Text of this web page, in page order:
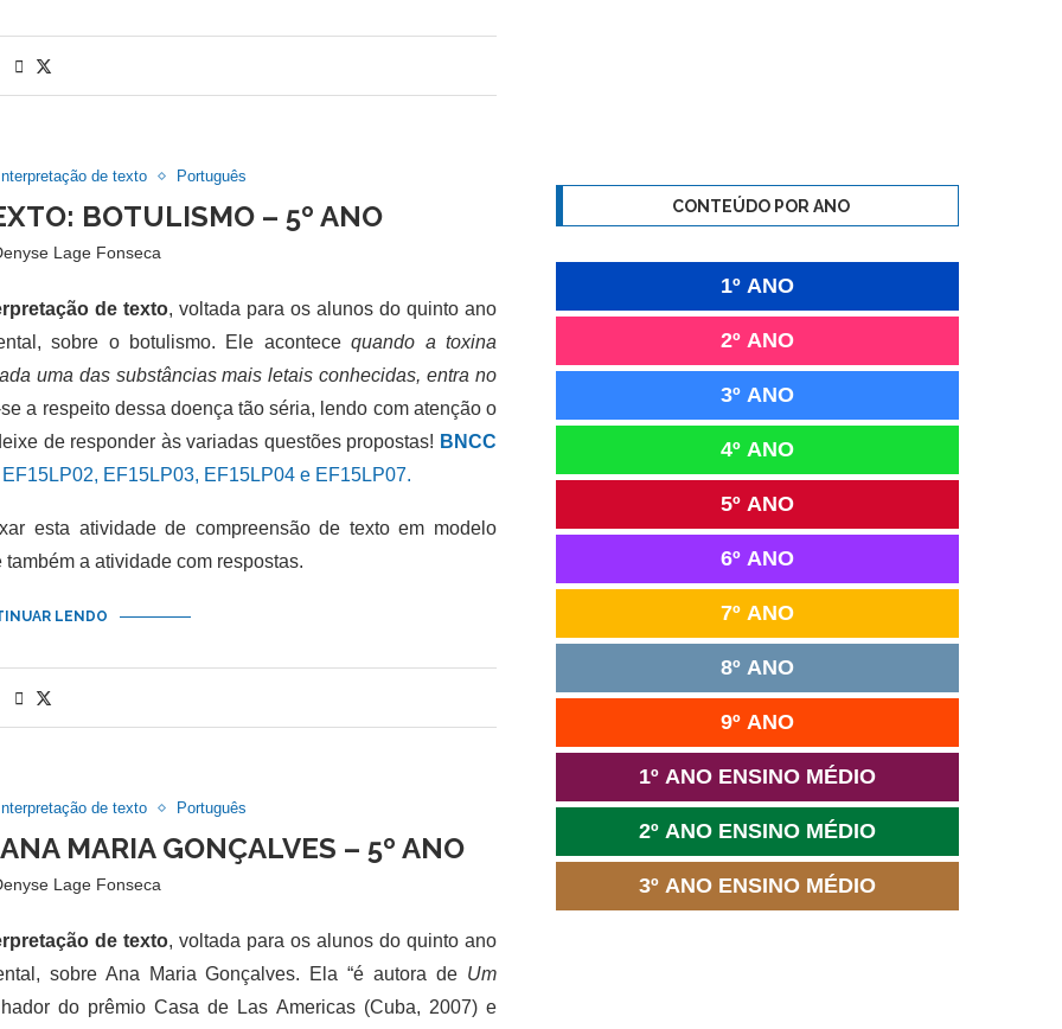
de texto Português
BOTULISMO – 5º ANO
Lage Fonseca
de texto, voltada para os alunos do quinto ano
sobre o botulismo. Ele acontecequando a toxina
uma das substâncias mais letais conhecidas, entra no
a respeito dessa doença tão séria, lendo com atenção o
de responder às variadas questões propostas! BNCC
EF15LP03, EF15LP04 e EF15LP07.
atividade de compreensão de texto em modelo
a atividade com respostas.
LENDO
de texto Português
MARIA GONÇALVES – 5º ANO
Lage Fonseca
de texto, voltada para os alunos do quinto ano
sobre Ana Maria Gonçalves. Ela “é autora de Um
do prêmio Casa de Las Americas (Cuba, 2007) e
CONTEÚDO POR ANO
1º ANO
2º ANO
3º ANO
4º ANO
5º ANO
6º ANO
7º ANO
8º ANO
9º ANO
1º ANO ENSINO MÉDIO
2º ANO ENSINO MÉDIO
3º ANO ENSINO MÉDIO